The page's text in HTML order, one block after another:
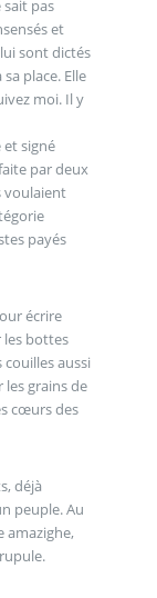
sait pas
et
sont dictés
place. Elle
moi. Il y
signé
par deux
voulaient
payés
écrire
les bottes
aussi
les grains de
cœurs des
déjà
peuple. Au
amazighe,